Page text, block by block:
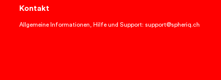
Kontakt
Allgemeine Informationen, Hilfe und Support: support@spheriq.ch